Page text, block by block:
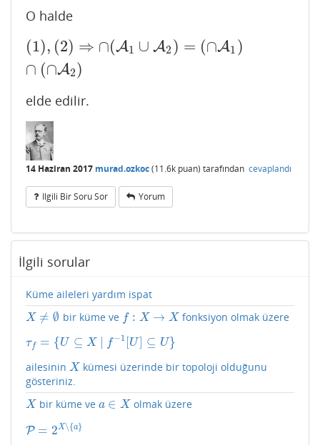
O halde
(1), (2) ⇒ ∩(A1 ∪ A2 ) = (∩A1 )
∩ (∩A2)
( 1),(2 )⇒∩(A 1∪ A2)=( ∩A 1)∩(∩A 2
elde edilir.
14 Haziran 2017 murad.ozkoc(11.6k puan) tarafından cevaplandı
Ilgili Bir Soru Sor Yorum
İlgili sorular
Küme aileleri yardım ispat
X ≠ ∅
X≠ ∅ bir küme ve f : X → X
f:X→X fonksiyon olmak üzere
τf = {U ⊆ X f−1 [U] ⊆ U}
τf ={ U⊆ X | −1[U ]⊆
}
ailesinin X
X kümesi üzerinde bir topoloji olduğunu
gösteriniz.
X
X bir küme ve a ∈ X
a∈X olmak üzere
P = 2X∖ {a}
P=2 X∖{a}